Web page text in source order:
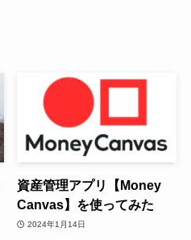
資産管理アプリ【Money
Canvas】を使ってみた
2024年1月14日